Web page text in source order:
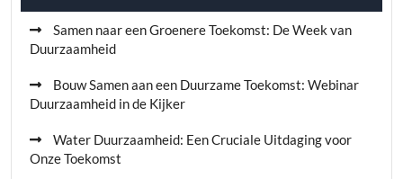
Samen naar een Groenere Toekomst: De Week van
Duurzaamheid
Bouw Samen aan een Duurzame Toekomst: Webinar
Duurzaamheid in de Kijker
Water Duurzaamheid: Een Cruciale Uitdaging voor
Onze Toekomst